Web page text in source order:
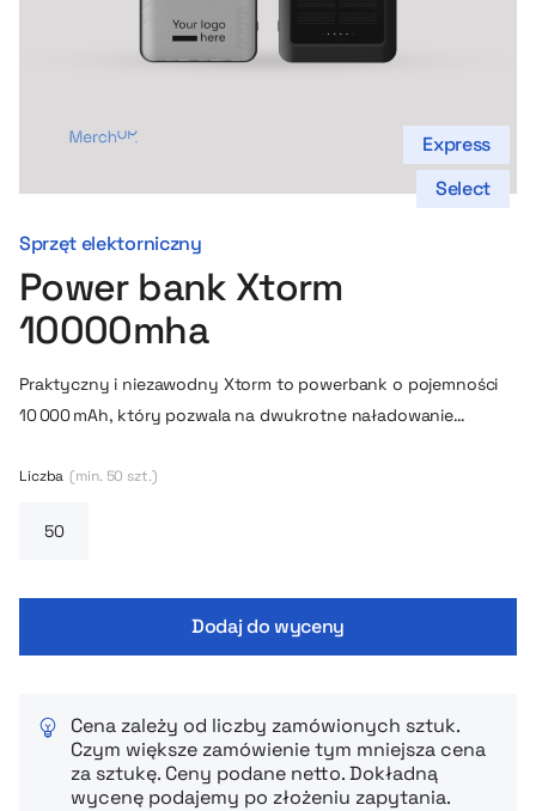
Express
Select
Sprzęt elektorniczny
Power bank Xtorm
10000mha
Praktyczny i niezawodny Xtorm to powerbank o pojemności
10 000 mAh, który pozwala na dwukrotne naładowanie
15 W ładowanie jest szybkie i efektywne. Urządzenie
elastyczność w ładowaniu różnych sprzętów. Dodatkowo Go2
służyć jako awaryjne źródło energii, oraz latarkę z panelem
tylnym (aktywowaną przez dwukrotne wciśnięcie przycisku
Liczba (min. 50 szt.)
Dodaj do wyceny
Cena zależy od liczby zamówionych sztuk.
Czym większe zamówienie tym mniejsza cena
za sztukę. Ceny podane netto. Dokładną
wycenę podajemy po złożeniu zapytania.